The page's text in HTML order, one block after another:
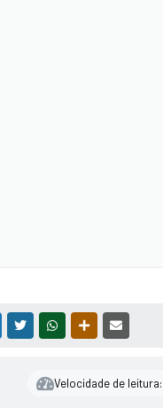
MESSENGER
TWITTERWHATSAPPOUTRAS MÍDIAS
Velocidade de leitura: